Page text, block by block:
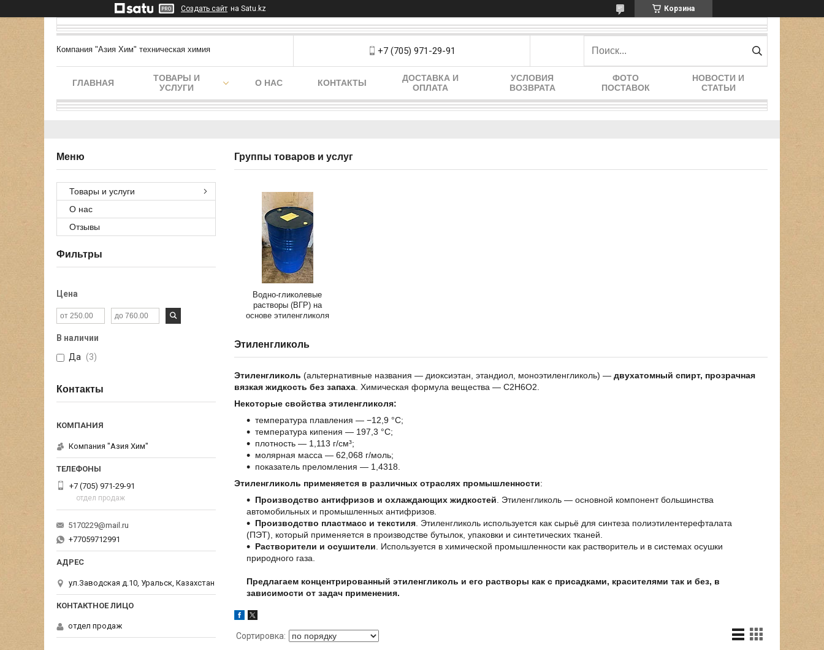
Создать сайт на Satu.kz Корзина
Компания "Азия Хим" техническая химия +7 (705) 971-29-91
ГЛАВНАЯ
ТОВАРЫ И
УСЛУГИ
О НАС КОНТАКТЫ
ДОСТАВКА И
ОПЛАТА
УСЛОВИЯ
ВОЗВРАТА
ФОТО
ПОСТАВОК
НОВОСТИ И
СТАТЬИ
Группы товаров и услуг
Водно-гликолевые
растворы (ВГР) на
основе этиленгликоля
Этиленгликоль
Этиленгликоль (альтернативные названия — диоксиэтан, этандиол, моноэтиленгликоль) — двухатомный спирт, прозрачная
вязкая жидкость без запаха . Химическая формула вещества — С2H6О2.
Некоторые свойства этиленгликоля:
температура плавления — −12,9 °C;
температура кипения — 197,3 °C;
плотность — 1,113 г/см³;
молярная масса — 62,068 г/моль;
показатель преломления — 1,4318.
Этиленгликоль применяется в различных отраслях промышленности:
Производство антифризов и охлаждающих жидкостей . Этиленгликоль — основной компонент большинства
автомобильных и промышленных антифризов.
Производство пластмасс и текстиля . Этиленгликоль используется как сырьё для синтеза полиэтилентерефталата
(ПЭТ), который применяется в производстве бутылок, упаковки и синтетических тканей.
Растворители и осушители . Используется в химической промышленности как растворитель и в системах осушки
природного газа.
Предлагаем концентрированный этиленгликоль и его растворы как с присадками, красителями так и без, в
зависимости от задач применения.
Товары и услуги
О нас
Отзывы
Фильтры
Цена
В наличии
Да
3
Контакты
Компания "Азия Хим"
+7 (705) 971-29-91
отдел продаж
5170229@mail.ru
+77059712991
ул.Заводская д.10, Уральск, Казахстан
отдел продаж